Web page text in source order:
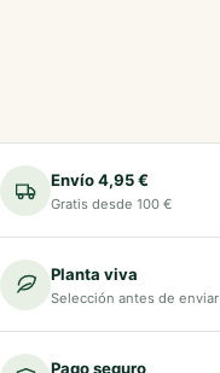
Envío 4,95 €
Gratis desde 100 €
Planta viva
Selección antes de enviar
Pago seguro